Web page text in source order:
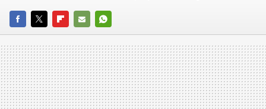
FACEBOOK
TWITTERFLIPBOARD
E-
MAIL
WHATSAPP